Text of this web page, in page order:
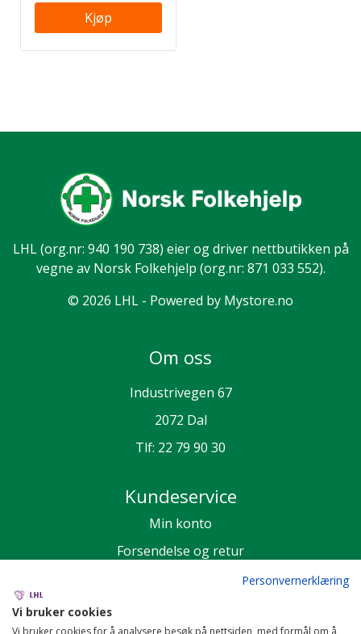
Kjøp
LHL(org.nr: 940 190 738) eier og driver nettbutikken på
vegne av Norsk Folkehjelp (org.nr: 871 033 552).
© 2026 LHL - Powered by Mystore.no
Om oss
Industrivegen 67
2072 Dal
Tlf: 22 79 90 30
Kundeservice
Min konto
Forsendelse og retur
Personvernerklæring
Vi bruker cookies
Vi bruker cookies for å analysere besøk på nettsiden, med formål om å